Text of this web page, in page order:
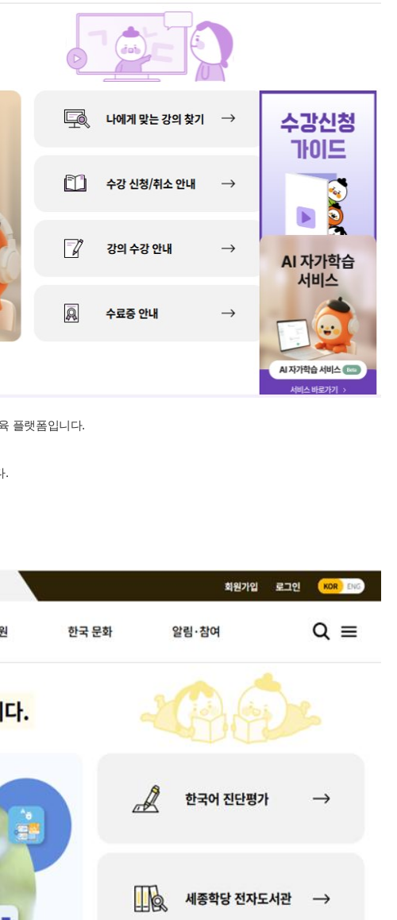
플랫폼입니다.
.